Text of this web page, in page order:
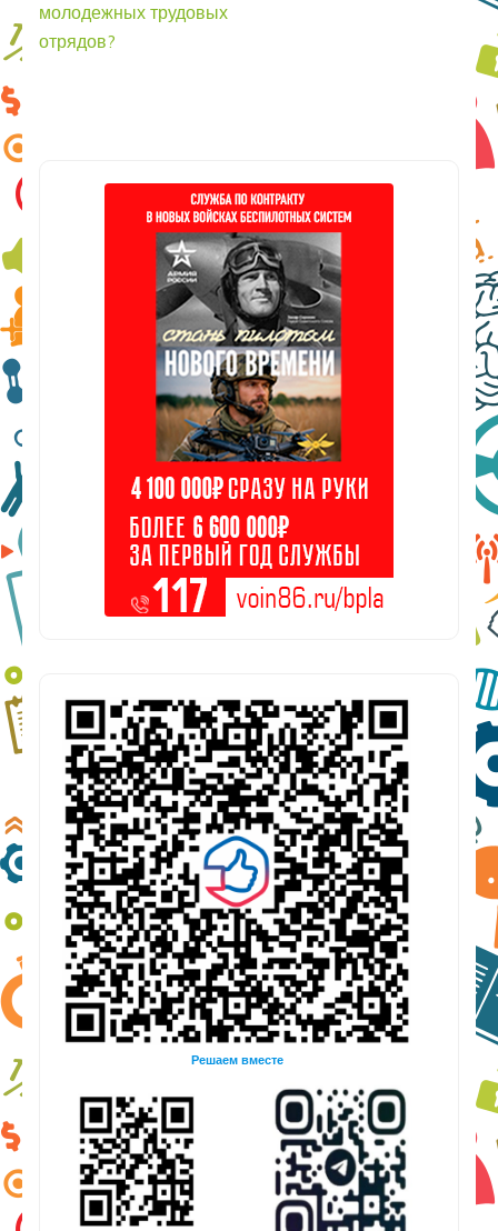
молодежных трудовых
отрядов?
Решаем вместе